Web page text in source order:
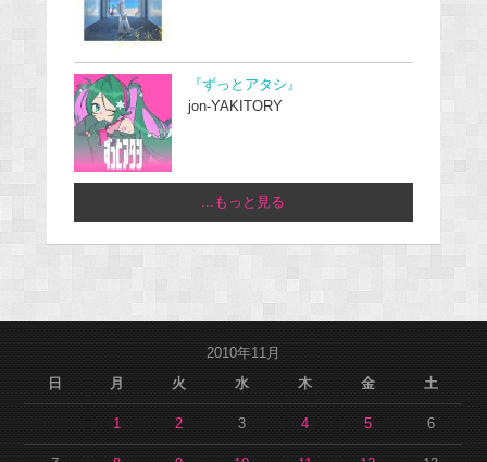
『ずっとアタシ』
jon-YAKITORY
...もっと見る
2010年11月
日
月 火 水 木 金 土
1 2 3 4 5 6